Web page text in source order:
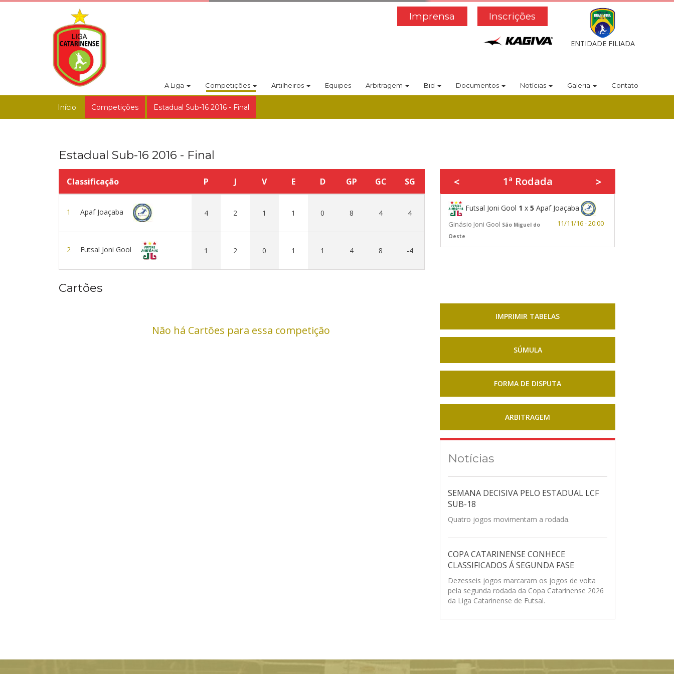
Inscrições
Imprensa
ENTIDADE FILIADA
A Liga Competições Artilheiros Equipes Arbitragem Bid Documentos Notícias Galeria Contato
Início Competições Estadual Sub-16 2016 - Final
Estadual Sub-16 2016 - Final
Classificação P J V E D GP GC SG
1 Apaf Joaçaba 4 2 1 1 0 8 4 4
2 Futsal Joni Gool 1 2 0 1 1 4 8 -4
< 1ª Rodada >
Futsal Joni Gool 1 x 5 Apaf Joaçaba
Ginásio Joni Gool São Miguel do
Oeste
11/11/16 - 20:00
Cartões
Não há Cartões para essa competição
IMPRIMIR TABELAS
SÚMULA
FORMA DE DISPUTA
ARBITRAGEM
Notícias
SEMANA DECISIVA PELO ESTADUAL LCF
SUB-18
Quatro jogos movimentam a rodada.
COPA CATARINENSE CONHECE
CLASSIFICADOS Á SEGUNDA FASE
Dezesseis jogos marcaram os jogos de volta
pela segunda rodada da Copa Catarinense 2026
da Liga Catarinense de Futsal.